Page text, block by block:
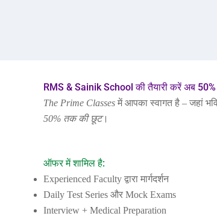
RMS & Sainik School की तैयारी करें अब
The Prime Classes में आपका स्वागत है – जहां
50% तक की छूट।
ऑफर में शामिल है:
Experienced Faculty द्वारा मार्गदर्शन
Daily Test Series और Mock Exams
Interview + Medical Preparation